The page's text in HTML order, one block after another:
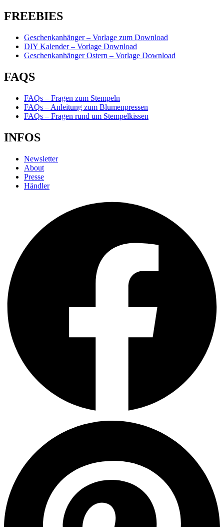
FREEBIES
Geschenkanhänger – Vorlage zum Download
DIY Kalender – Vorlage Download
Geschenkanhänger Ostern – Vorlage Download
FAQS
FAQs – Fragen zum Stempeln
FAQs – Anleitung zum Blumenpressen
FAQs – Fragen rund um Stempelkissen
INFOS
Newsletter
About
Presse
Händler